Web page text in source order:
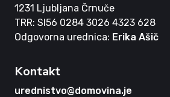
1231 Ljubljana Črnuče
TRR: SI56 0284 3026 4323 628
Odgovorna urednica: Erika Ašič
Kontakt
urednistvo@domovina.je